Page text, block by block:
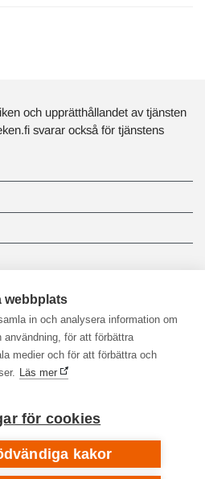
och upprätthållandet av tjänsten
svarar också för tjänstens
webbplats
in och analysera information om
användning, för att förbättra
medier och för att förbättra och
Läs mer
för cookies
kakor